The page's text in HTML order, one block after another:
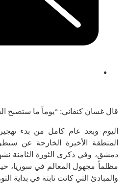
قال غسان كنفاني: “يوماً ما ستصبح
اليوم وبعد عام كامل من بدء
المنطقة الأخيرة الخارجة عن
دمشق، وفي ذكرى الثورة الثامنة
مظلماً مجهول المعالم في سوريا،
والمبادئ التي كانت ثابتة في بداية